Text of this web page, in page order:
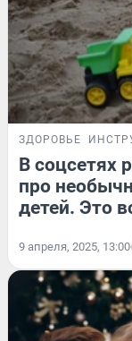
ЗДОРОВЬЕ
В соцсетях
про
детей. Это
9 апреля, 2025, 13:00